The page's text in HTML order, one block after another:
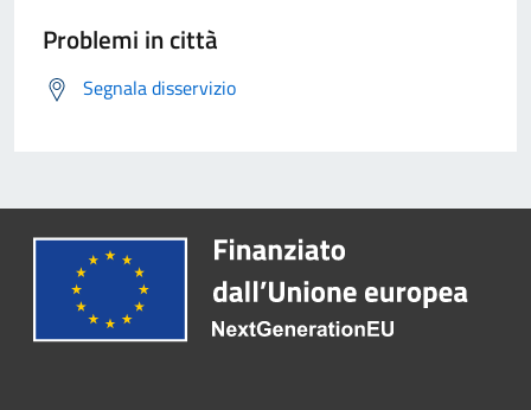
Problemi in città
Segnala disservizio